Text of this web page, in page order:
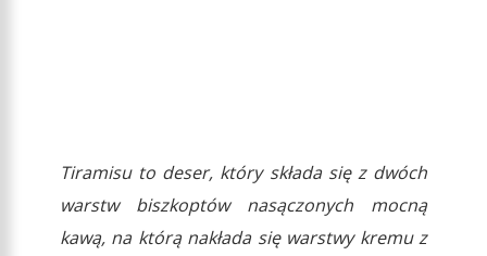
Tiramisu to deser, który składa się z dwóch
warstw biszkoptów nasączonych mocną
kawą, na którą nakłada się warstwy kremu z